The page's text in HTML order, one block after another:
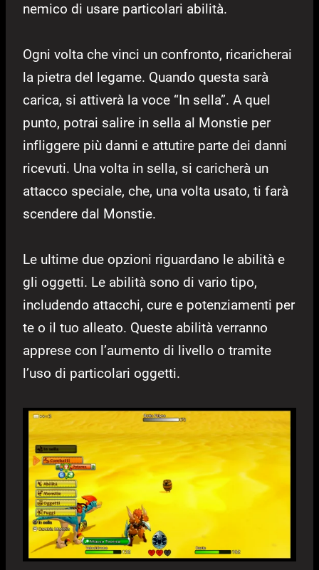
nemico di usare particolari abilità.
Ogni volta che vinci un confronto, ricaricherai
la pietra del legame. Quando questa sarà
carica, si attiverà la voce “In sella”. A quel
punto, potrai salire in sella al Monstie per
infliggere più danni e attutire parte dei danni
ricevuti. Una volta in sella, si caricherà un
attacco speciale, che, una volta usato, ti farà
scendere dal Monstie.
Le ultime due opzioni riguardano le abilità e
gli oggetti. Le abilità sono di vario tipo,
includendo attacchi, cure e potenziamenti per
te o il tuo alleato. Queste abilità verranno
apprese con l’aumento di livello o tramite
l’uso di particolari oggetti.